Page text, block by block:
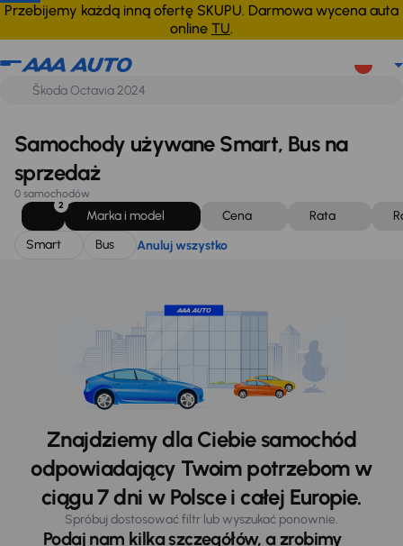
Przebijemy każdą inną ofertę SKUPU. Darmowa wycena auta
online TU.
Smart Bus Anuluj wszystko
Samochody używane Smart, Bus na
sprzedaż
0 samochodów
2
Marka i model Cena Rata
Smart
Bus Anuluj wszystko
Znajdziemy dla Ciebie samochód
odpowiadający Twoim potrzebom w
ciągu 7 dni w Polsce i całej Europie.
Spróbuj dostosować filtr lub wyszukać ponownie.
Podaj nam kilka szczegółów, a zrobimy